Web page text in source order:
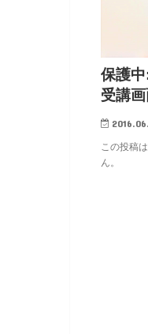
保護
受講
この投稿
ん。